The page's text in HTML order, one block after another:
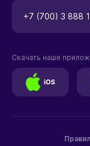
+7 (700) 3 888
Скачать наше